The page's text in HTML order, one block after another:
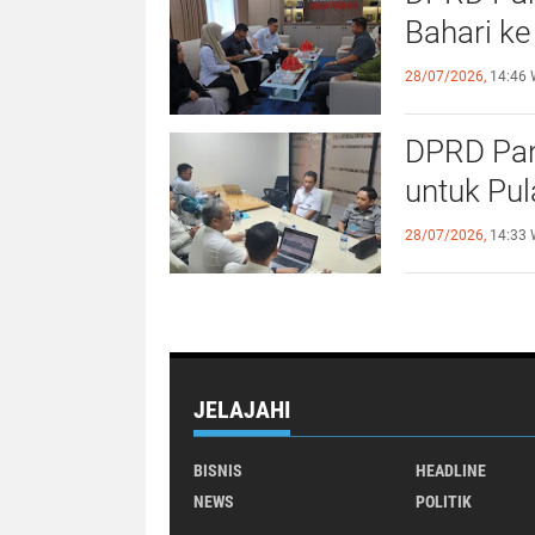
Bahari
28/07/2026, 14:46
DPRD
untuk
28/07/2026, 14:33
JELAJAHI
BISNIS HEADLINE
NEWS
POLITIK